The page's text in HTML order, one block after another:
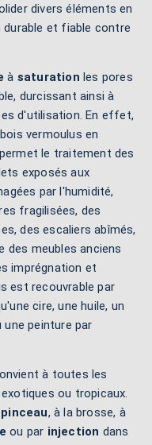
divers éléments en
et fiable contre
à saturation les pores
durcissant ainsi à
d'utilisation. En effet,
vermoulus en
le traitement des
exposés aux
par l'humidité,
fragilisées, des
des escaliers abîmés,
des meubles anciens
imprégnation et
est recouvrable par
cire, une huile, un
une peinture par
à toutes les
ou tropicaux.
pinceau, à la brosse, à
ou par injection dans